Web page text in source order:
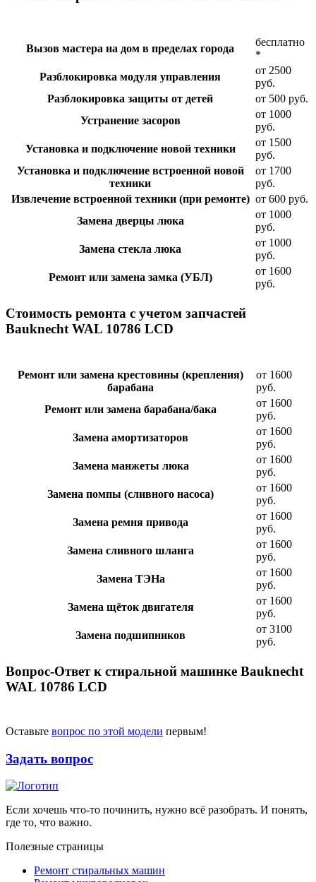
Вызов мастера на дом в пределах города
бесплатно
*
Разблокировка модуля управления
от 2500
руб.
Разблокировка защиты от детей
от 500 руб.
Устранение засоров
от 1000
руб.
Установка и подключение новой техники
от 1500
руб.
Установка и подключение встроенной новой
техники
от 1700
руб.
Извлечение встроенной техники (при ремонте) от 600 руб.
Замена дверцы люка
от 1000
руб.
Замена стекла люка
от 1000
руб.
Ремонт или замена замка (УБЛ)
от 1600
руб.
Стоимость ремонта с учетом запчастей
Bauknecht WAL 10786 LCD
Ремонт или замена крестовины (крепления)
барабана
от 1600
руб.
Ремонт или замена барабана/бака
от 1600
руб.
Замена амортизаторов
от 1600
руб.
Замена манжеты люка
от 1600
руб.
Замена помпы (сливного насоса)
от 1600
руб.
Замена ремня привода
от 1600
руб.
Замена сливного шланга
от 1600
руб.
Замена ТЭНа
от 1600
руб.
Замена щёток двигателя
от 1600
руб.
Замена подшипников
от 3100
руб.
Вопрос-Ответ к стиральной машинке Bauknecht
WAL 10786 LCD
Оставьте вопрос по этой модели первым!
Задать вопрос
Если хочешь что-то починить, нужно всё разобрать. И понять,
где то, что важно.
Полезные страницы
Ремонт стиральных машин